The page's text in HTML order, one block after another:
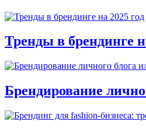
Тренды в брендинге
Брендирование